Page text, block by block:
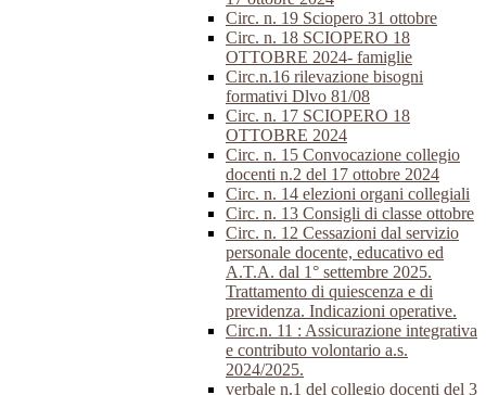
Circ. n. 19 Sciopero 31 ottobre
Circ. n. 18 SCIOPERO 18
OTTOBRE 2024- famiglie
Circ.n.16 rilevazione bisogni
formativi Dlvo 81/08
Circ. n. 17 SCIOPERO 18
OTTOBRE 2024
Circ. n. 15 Convocazione collegio
docenti n.2 del 17 ottobre 2024
Circ. n. 14 elezioni organi collegiali
Circ. n. 13 Consigli di classe ottobre
Circ. n. 12 Cessazioni dal servizio
personale docente, educativo ed
A.T.A. dal 1° settembre 2025.
Trattamento di quiescenza e di
previdenza. Indicazioni operative.
Circ.n. 11 : Assicurazione integrativa
e contributo volontario a.s.
2024/2025.
verbale n.1 del collegio docenti del 3